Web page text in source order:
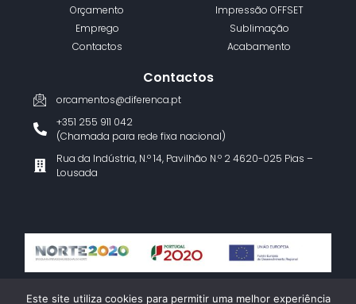
Orçamento
Emprego
Contactos
Impressão OFFSET
Sublimação
Acabamento
Contactos
orcamentos@diferenca.pt
+351 255 911 042
(Chamada para rede fixa nacional)
Rua da Indústria, N.º 14, Pavilhão N.º 2 4620-025 Pias –
Lousada
Termos e Condições Política de Privacidade Livro de Reclamações
Este site utiliza cookies para permitir uma melhor experiência